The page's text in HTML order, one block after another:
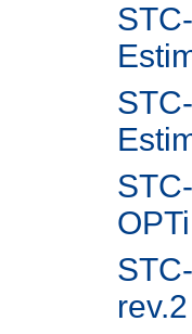
OPTi